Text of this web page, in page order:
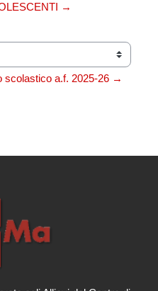
→
scolastico a.f. 2025-26 →